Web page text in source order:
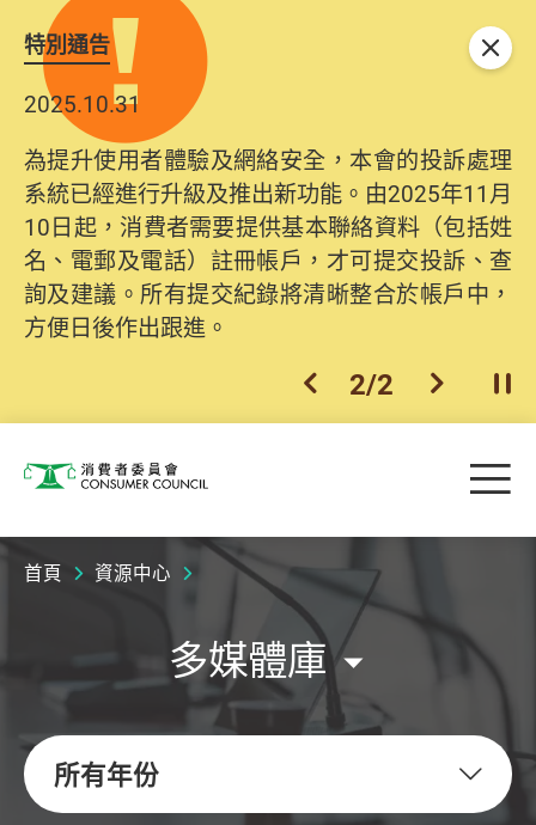
特別通告
2025.10.31
為提升使用者體驗及網絡安全，本會的投訴處理
系統已經進行升級及推出新功能。由2025年11月
10日起，消費者需要提供基本聯絡資料（包括姓
名、電郵及電話）註冊帳戶，才可提交投訴、查
詢及建議。所有提交紀錄將清晰整合於帳戶中，
方便日後作出跟進。
上一個
2/2 下一個開
關閉
消費者委員會 目
首頁 資源中心
多媒體庫
所有年份